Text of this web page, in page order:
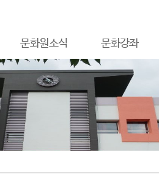
문화원소식 문화강좌